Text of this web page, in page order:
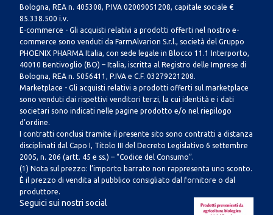
Bologna, REA n. 405308, P.IVA 02009051208, capitale sociale €
85.338.500 i.v.
E-commerce - Gli acquisti relativi a prodotti offerti nel nostro e-
commerce sono venduti da FarmAlvarion S.r.l., società del Gruppo
PHOENIX PHARMA Italia, con sede legale in Blocco 11.1 Interporto,
40010 Bentivoglio (BO) – Italia, iscritta al Registro delle Imprese di
Bologna, REA n. 5056411, P.IVA e C.F. 03279221208.
Marketplace - Gli acquisti relativi a prodotti offerti sul marketplace
sono venduti dai rispettivi venditori terzi, la cui identità e i dati
societari sono indicati nelle pagine prodotto e/o nel riepilogo
d’ordine.
I contratti conclusi tramite il presente sito sono contratti a distanza
disciplinati dal Capo I, Titolo III del Decreto Legislativo 6 settembre
2005, n. 206 (artt. 45 e ss.) – “Codice del Consumo”.
(1) Nota sul prezzo: l’importo barrato non rappresenta uno sconto.
È il prezzo di vendita al pubblico consigliato dal fornitore o dal
produttore.
Seguici sui nostri social